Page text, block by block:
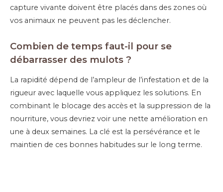
capture vivante doivent être placés dans des zones où
vos animaux ne peuvent pas les déclencher.
Combien de temps faut-il pour se
débarrasser des mulots ?
La rapidité dépend de l’ampleur de l’infestation et de la
rigueur avec laquelle vous appliquez les solutions. En
combinant le blocage des accès et la suppression de la
nourriture, vous devriez voir une nette amélioration en
une à deux semaines. La clé est la persévérance et le
maintien de ces bonnes habitudes sur le long terme.